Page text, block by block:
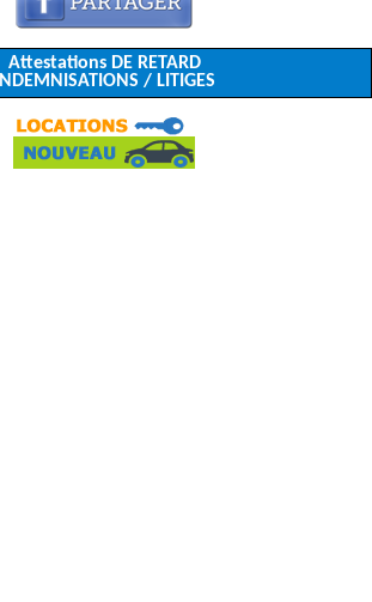
Attestations DE RETARD
INDEMNISATIONS / LITIGES